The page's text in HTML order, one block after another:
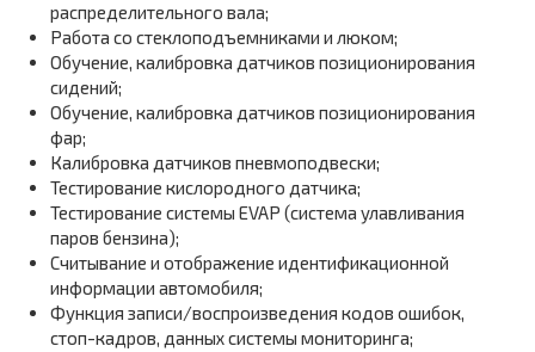
распределительного вала;
Работа со стеклоподъемниками и люком;
Обучение, калибровка датчиков позиционирования
сидений;
Обучение, калибровка датчиков позиционирования
фар;
Калибровка датчиков пневмоподвески;
Тестирование кислородного датчика;
Тестирование системы EVAP (система улавливания
паров бензина);
Считывание и отображение идентификационной
информации автомобиля;
Функция записи/воспроизведения кодов ошибок,
стоп-кадров, данных системы мониторинга;